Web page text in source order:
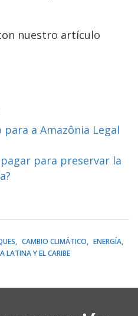
nuestro artículo
a Amazônia Legal
para preservar la
CAMBIO CLIMÁTICO
ENERGÍA
LATINA Y EL CARIBE